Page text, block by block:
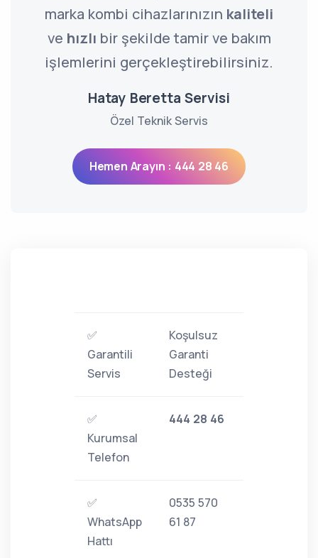
marka kombi cihazlarınızın kaliteli
ve hızlı bir şekilde tamir ve bakım
işlemlerini gerçekleştirebilirsiniz.
Hatay Beretta Servisi
Özel Teknik Servis
Hemen Arayın : 444 28 46
✅
Garantili
Servis
Koşulsuz
Garanti
Desteği
✅
Kurumsal
Telefon
444 28 46
✅
WhatsApp
Hattı
0535 570
61 87